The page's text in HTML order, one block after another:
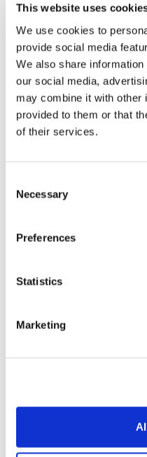
This website uses
We use cookies to
provide social media
We also share
our social media,
may combine it with other
provided to them or that
of their services.
Selection
Necessary
Preferences
Statistics
Marketing
Contato: Jess Dadoun -
Comunicação
Wirewerks
(1-888-993-4237×249)
jdadoun@wirewerks.com
Pessoa de contato -
Centro de dados